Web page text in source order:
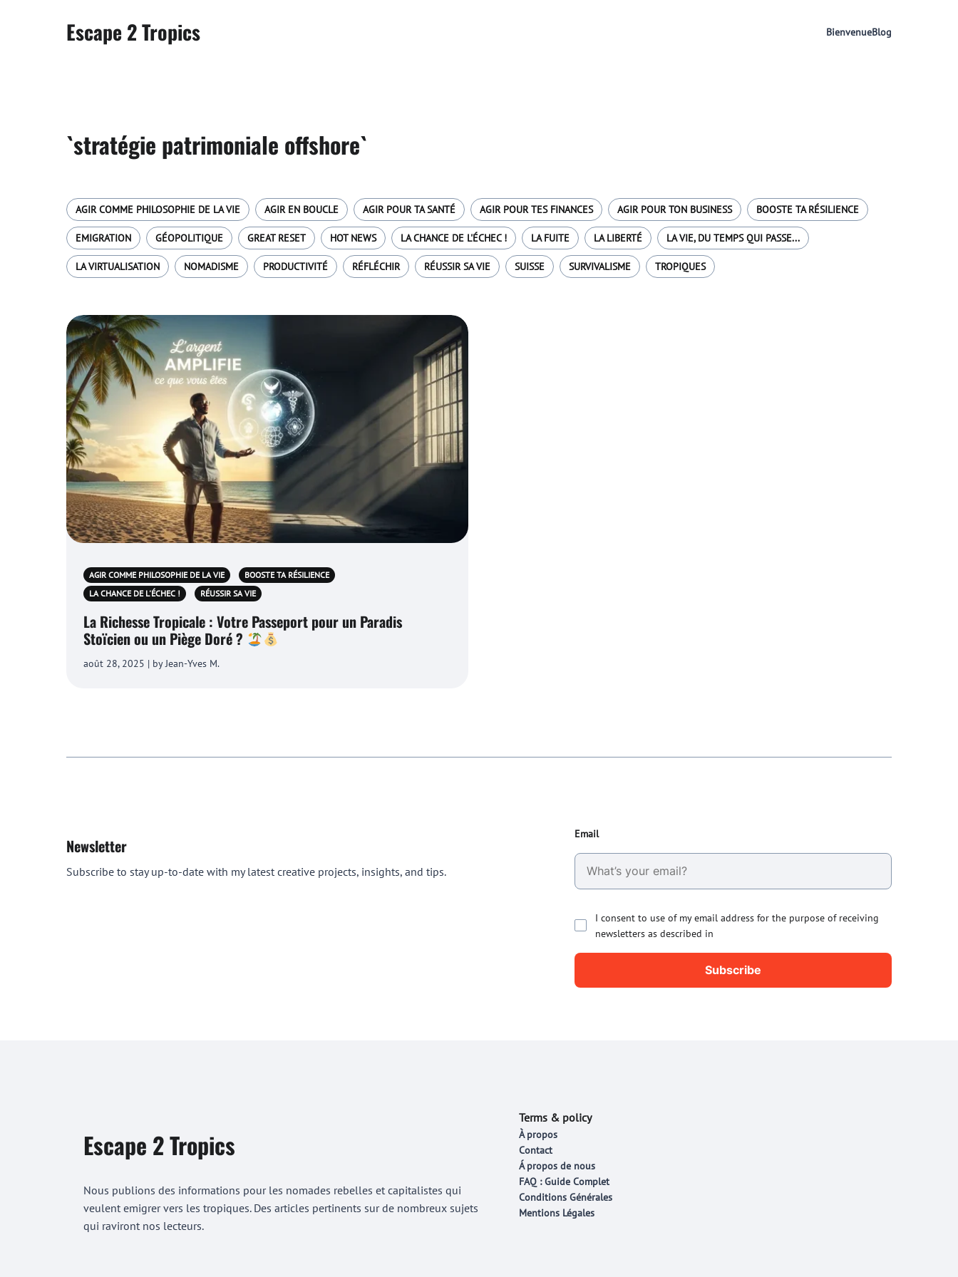
Escape 2 Tropics BienvenueBlog
`stratégie patrimoniale offshore`
AGIR COMME PHILOSOPHIE DE LA VIE AGIR EN BOUCLE AGIR POUR TA SANTÉ AGIR POUR TES FINANCES AGIR POUR TON BUSINESS BOOSTE TA RÉSILIENCE
EMIGRATION GÉOPOLITIQUE GREAT RESET HOT NEWS LA CHANCE DE L'ÉCHEC ! LA FUITE LA LIBERTÉ LA VIE, DU TEMPS QUI PASSE...
LA VIRTUALISATION NOMADISME PRODUCTIVITÉ RÉFLÉCHIR RÉUSSIR SA VIE SUISSE SURVIVALISME TROPIQUES
AGIR COMME PHILOSOPHIE DE LA VIE
BOOSTE TA RÉSILIENCE
LA CHANCE DE L'ÉCHEC !
RÉUSSIR SA VIE
La Richesse Tropicale : Votre Passeport pour un Paradis
Stoïcien ou un Piège Doré ?
août 28, 2025 | by Jean-Yves M.
Newsletter
Subscribe to stay up-to-date with my latest creative projects, insights, and tips.
Email
I consent to use of my email address for the purpose of receiving
newsletters as described in
Escape 2 Tropics
Nous publions des informations pour les nomades rebelles et capitalistes qui
veulent emigrer vers les tropiques. Des articles pertinents sur de nombreux sujets
qui raviront nos lecteurs.
Terms & policy
À propos
Contact
Á propos de nous
FAQ : Guide Complet
Conditions Générales
Mentions Légales